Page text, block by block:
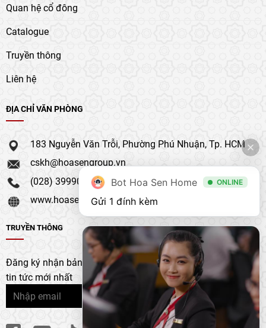
Quan hệ cổ đông
Catalogue
Truyền thông
Liên hệ
ĐỊA CHỈ VĂN PHÒNG
183 Nguyễn Văn Trỗi, Phường Phú Nhuận, Tp. HCM
cskh@hoasengroup.vn
(028) 39990 111
www.hoasengroup.vn
TRUYỀN THÔNG
Đăng ký nhận bản tin của chúng tôi để nhận bản cập nhật &
tin tức mới nhất
Bot Hoa Sen Home ONLINE
Gửi 1 đính kèm